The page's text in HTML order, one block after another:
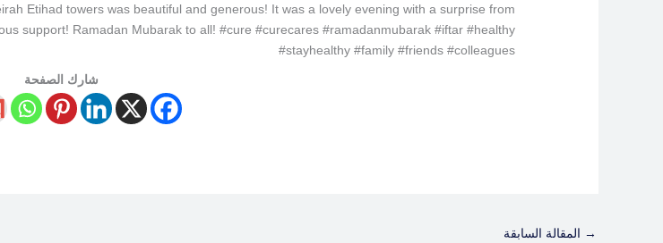
Etihad towers was beautiful and generous! It was a lovely evening with a surprise from
support! Ramadan Mubarak to all! #cure #curecares #ramadanmubarak #iftar #healthy
#stayhealthy #family #friends #colleagues
شارك الصفحة
→ المقالة السابقة